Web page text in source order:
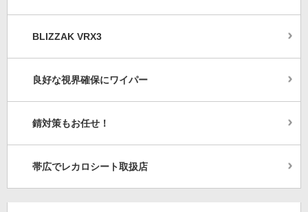
BLIZZAK VRX3
良好な視界確保にワイパー
錆対策もお任せ！
帯広でレカロシート取扱店